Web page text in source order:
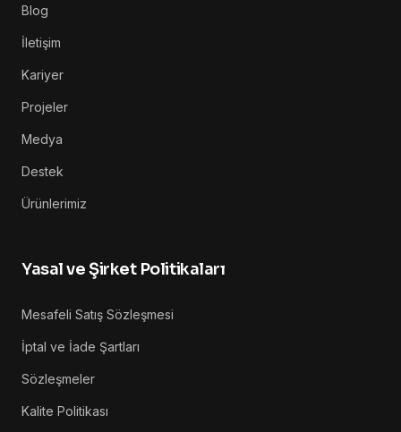
Blog
İletişim
Kariyer
Projeler
Medya
Destek
Ürünlerimiz
Yasal ve Şirket Politikaları
Mesafeli Satış Sözleşmesi
İptal ve İade Şartları
Sözleşmeler
Kalite Politikası